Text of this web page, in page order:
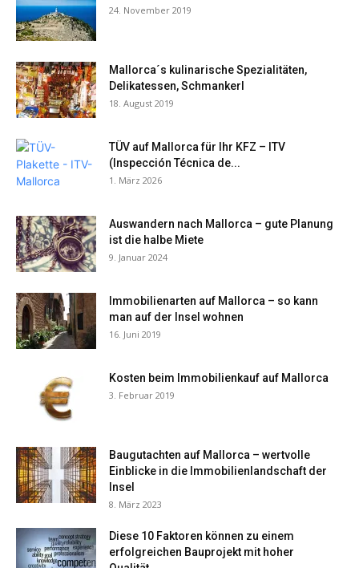
24. November 2019
Mallorca´s kulinarische Spezialitäten,
Delikatessen, Schmankerl
18. August 2019
TÜV auf Mallorca für Ihr KFZ – ITV
(Inspección Técnica de...
1. März 2026
Auswandern nach Mallorca – gute Planung
ist die halbe Miete
9. Januar 2024
Immobilienarten auf Mallorca – so kann
man auf der Insel wohnen
16. Juni 2019
Kosten beim Immobilienkauf auf Mallorca
3. Februar 2019
Baugutachten auf Mallorca – wertvolle
Einblicke in die Immobilienlandschaft der
Insel
8. März 2023
Diese 10 Faktoren können zu einem
erfolgreichen Bauprojekt mit hoher